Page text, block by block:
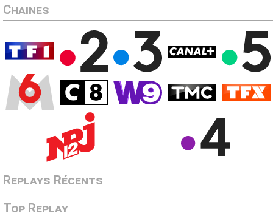
Chaines
Replays Récents
Top Replay